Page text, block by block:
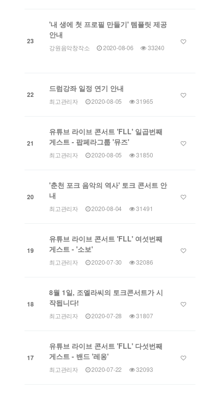
23
'내 생에 첫 프로필 만들기' 템플릿 제공
안내
강원음악창작소 2020-08-06 33240
22
드럼강좌 일정 연기 안내
최고관리자 2020-08-05 31965
21
유튜브 라이브 콘서트 'FLL' 일곱번째
게스트 - 팝페라그룹 '뮤즈'
최고관리자 2020-08-05 31850
20
'춘천 포크 음악의 역사' 토크 콘서트 안
내
최고관리자 2020-08-04 31491
19
유튜브 라이브 콘서트 'FLL' 여섯번째
게스트 - '소보'
최고관리자 2020-07-30 32086
18
8월 1일, 조엘라씨의 토크콘서트가 시
작됩니다!
최고관리자 2020-07-28 31807
17
유튜브 라이브 콘서트 'FLL' 다섯번째
게스트 - 밴드 '레옹'
최고관리자 2020-07-22 32093